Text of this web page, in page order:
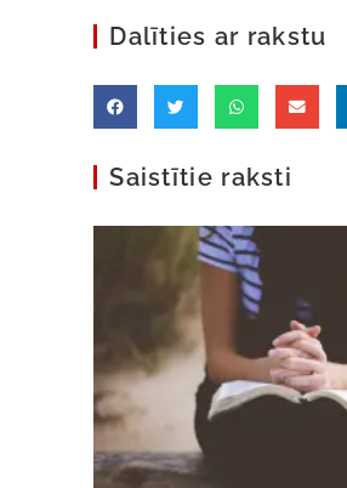
Dalīties ar rakstu
Saistītie raksti